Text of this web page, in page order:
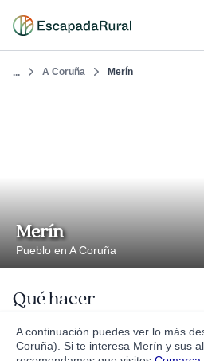
... A Coruña Merín
Merín
Pueblo en A Coruña
Qué hacer
A continuación puedes ver lo más
Coruña). Si te interesa Merín y sus